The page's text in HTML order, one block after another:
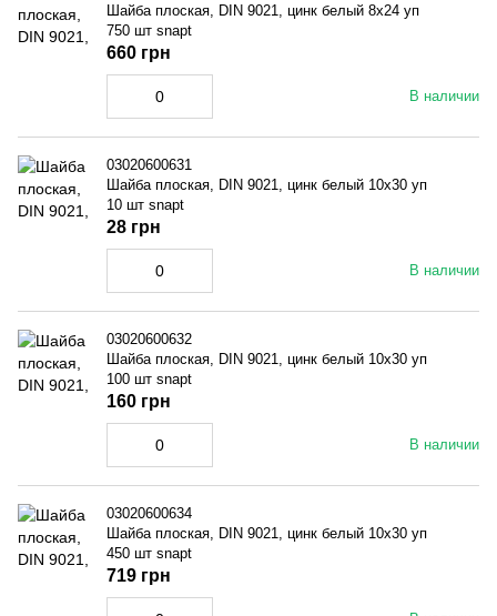
Шайба плоская, DIN 9021, цинк белый 8x24 уп
750 шт snapt
В наличии
660 грн
03020600631
Шайба плоская, DIN 9021, цинк белый 10x30 уп
10 шт snapt
В наличии
28 грн
03020600632
Шайба плоская, DIN 9021, цинк белый 10x30 уп
100 шт snapt
В наличии
160 грн
03020600634
Шайба плоская, DIN 9021, цинк белый 10x30 уп
450 шт snapt
719 грн